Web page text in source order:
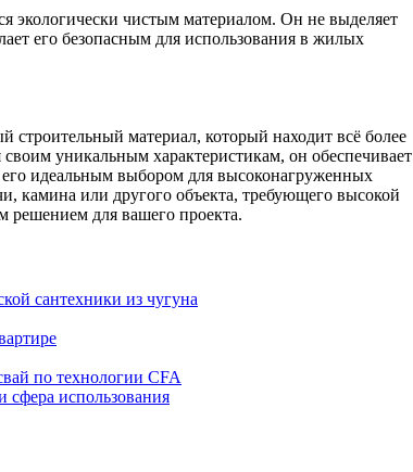
экологически чистым материалом. Он не выделяет
его безопасным для использования в жилых
материал, который находит всё более
уникальным характеристикам, он обеспечивает
его идеальным выбором для высоконагруженных
камина или другого объекта, требующего высокой
для вашего проекта.
сантехники из чугуна
по технологии CFA
сфера использования